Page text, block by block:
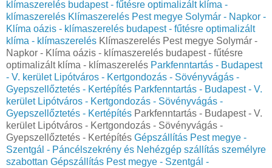
klímaszerelés budapest - fűtésre optimalizált klíma -
klímaszerelés Klímaszerelés Pest megye Solymár - Napkor -
Klíma oázis - klímaszerelés budapest - fűtésre optimalizált
klíma - klímaszerelés Klímaszerelés Pest megye Solymár -
Napkor - Klíma oázis - klímaszerelés budapest - fűtésre
optimalizált klíma - klímaszerelés Parkfenntartás - Budapest
- V. kerület Lipótváros - Kertgondozás - Sövényvágás -
Gyepszellőztetés - Kertépítés Parkfenntartás - Budapest - V.
kerület Lipótváros - Kertgondozás - Sövényvágás -
Gyepszellőztetés - Kertépítés Parkfenntartás - Budapest - V.
kerület Lipótváros - Kertgondozás - Sövényvágás -
Gyepszellőztetés - Kertépítés Gépszállítás Pest megye -
Szentgál - Páncélszekrény és Nehézgép szállítás személyre
szabottan Gépszállítás Pest megye - Szentgál -